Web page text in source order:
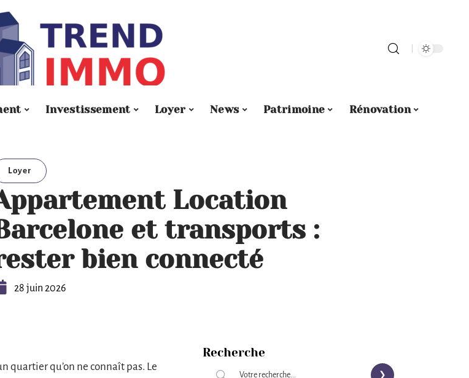
Investissement Loyer News Patrimoine Rénovation
Loyer
Location
et transports :
bien connecté
28 juin 2026
quartier qu’on ne connaît pas. Le
Recherche